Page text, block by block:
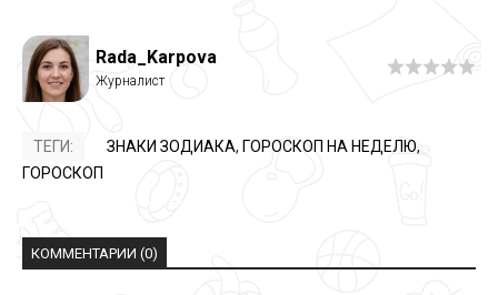
Rada_Karpova
ТЕГИ: ЗНАКИ ЗОДИАКА, ГОРОСКОП НА НЕДЕЛЮ,
ГОРОСКОП
КОММЕНТАРИИ (0)